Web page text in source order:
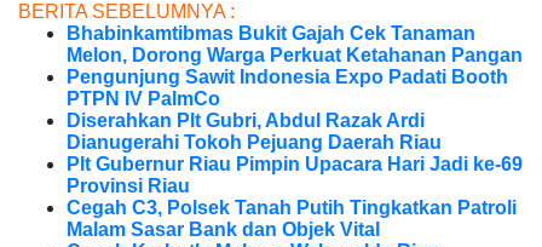
BERITA SEBELUMNYA :
Bhabinkamtibmas Bukit Gajah Cek Tanaman
Melon, Dorong Warga Perkuat Ketahanan Pangan
Pengunjung Sawit Indonesia Expo Padati Booth
PTPN IV PalmCo
Diserahkan Plt Gubri, Abdul Razak Ardi
Dianugerahi Tokoh Pejuang Daerah Riau
Plt Gubernur Riau Pimpin Upacara Hari Jadi ke-69
Provinsi Riau
Cegah C3, Polsek Tanah Putih Tingkatkan Patroli
Malam Sasar Bank dan Objek Vital